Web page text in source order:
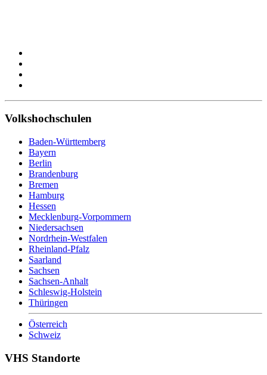
Volkshochschulen
Baden-Württemberg
Bayern
Berlin
Brandenburg
Bremen
Hamburg
Hessen
Mecklenburg-Vorpommern
Niedersachsen
Nordrhein-Westfalen
Rheinland-Pfalz
Saarland
Sachsen
Sachsen-Anhalt
Schleswig-Holstein
Thüringen
Österreich
Schweiz
VHS Standorte